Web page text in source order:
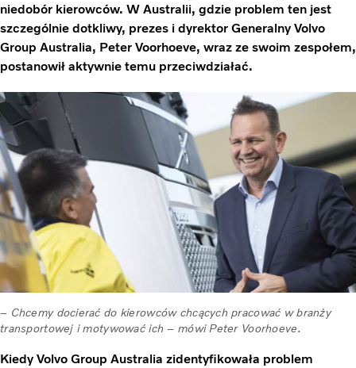
niedobór kierowców. W Australii, gdzie problem ten jest
szczególnie dotkliwy, prezes i dyrektor Generalny Volvo
Group Australia, Peter Voorhoeve, wraz ze swoim zespołem,
postanowił aktywnie temu przeciwdziałać.
– Chcemy docierać do kierowców chcących pracować w branży
transportowej i motywować ich – mówi Peter Voorhoeve.
Kiedy Volvo Group Australia zidentyfikowała problem